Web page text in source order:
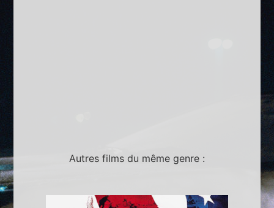
Autres films du même genre :